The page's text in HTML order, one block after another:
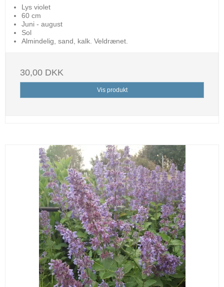
Lys violet
60 cm
Juni - august
Sol
Almindelig, sand, kalk. Veldrænet.
30,00 DKK
Vis produkt